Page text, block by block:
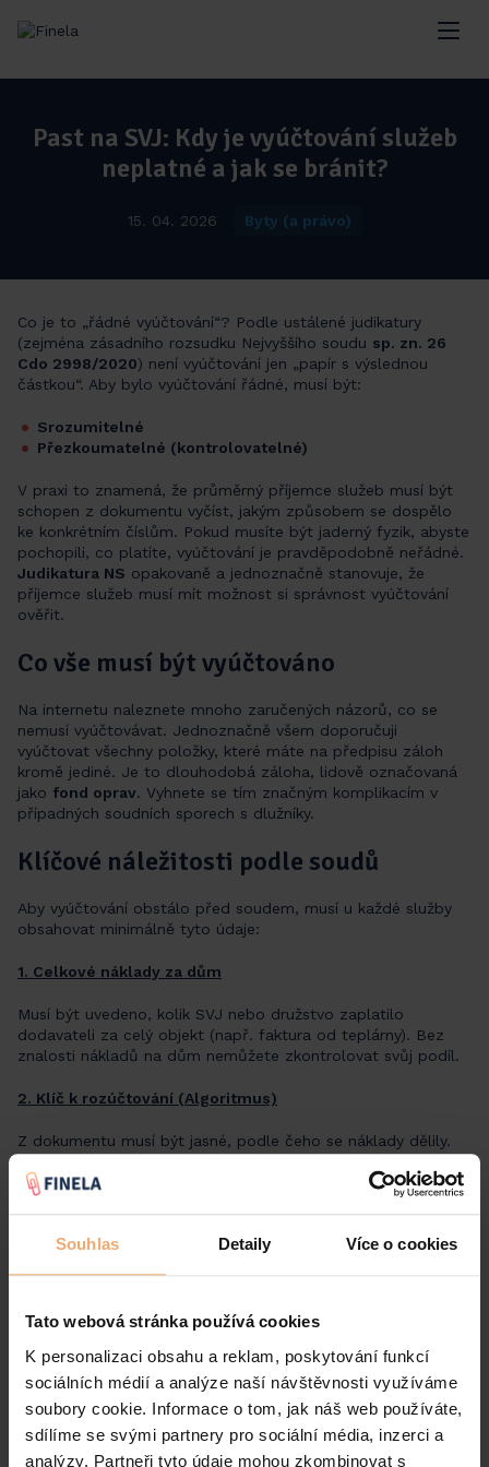
Souhlas Detaily Více o cookies
Tato webová stránka používá cookies
K personalizaci obsahu a reklam, poskytování funkcí
sociálních médií a analýze naší návštěvnosti využíváme
soubory cookie. Informace o tom, jak náš web používáte,
sdílíme se svými partnery pro sociální média, inzerci a
analýzy. Partneři tyto údaje mohou zkombinovat s
Past na SVJ: Kdy je vyúčtování služeb
neplatné a jak se bránit?
15. 04. 2026 Byty (a právo)
Co je to „řádné vyúčtování“? Podle ustálené judikatury
(zejména zásadního rozsudku Nejvyššího soudu sp. zn. 26
Cdo 2998/2020) není vyúčtování jen „papír s výslednou
částkou“. Aby bylo vyúčtování řádné, musí být:
Srozumitelné
Přezkoumatelné (kontrolovatelné)
V praxi to znamená, že průměrný příjemce služeb musí být
schopen z dokumentu vyčíst, jakým způsobem se dospělo
ke konkrétním číslům. Pokud musíte být jaderný fyzik, abyste
pochopili, co platíte, vyúčtování je pravděpodobně neřádné.
Judikatura NS opakovaně a jednoznačně stanovuje, že
příjemce služeb musí mít možnost si správnost vyúčtování
ověřit.
Co vše musí být vyúčtováno
Na internetu naleznete mnoho zaručených názorů, co se
nemusí vyúčtovávat. Jednoznačně všem doporučuji
vyúčtovat všechny položky, které máte na předpisu záloh
kromě jediné. Je to dlouhodobá záloha, lidově označovaná
jako fond oprav. Vyhnete se tím značným komplikacím v
případných soudních sporech s dlužníky.
Klíčové náležitosti podle soudů
Aby vyúčtování obstálo před soudem, musí u každé služby
obsahovat minimálně tyto údaje:
1. Celkové náklady za dům
Musí být uvedeno, kolik SVJ nebo družstvo zaplatilo
dodavateli za celý objekt (např. faktura od teplárny). Bez
znalosti nákladů na dům nemůžete zkontrolovat svůj podíl.
2. Klíč k rozúčtování (Algoritmus)
Z dokumentu musí být jasné, podle čeho se náklady dělily.
Bylo to podle podlahové plochy?
Nebo podle naměřených hodnot na měřidlech?
Zde jsou soudy nejpřísnější. Vyúčtování u tepla musí
Základní složku(náklady na plochu) aspotřební složku
(náklady podle náměru).
Stavy měřidel(počáteční a konečný stav v bytě).